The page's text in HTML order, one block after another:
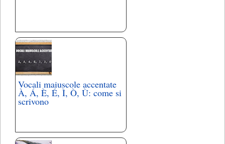
Vocali maiuscole accentate
À, Á, È, É, Ì, Ò, Ù: come si
scrivono